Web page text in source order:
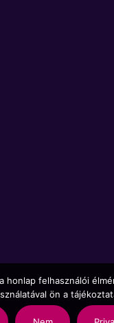
honlap felhasználói
ön a